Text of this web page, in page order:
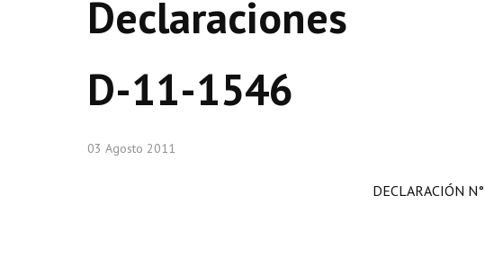
Declaraciones
D-11-1546
03 Agosto 2011
DECLARACIÓN